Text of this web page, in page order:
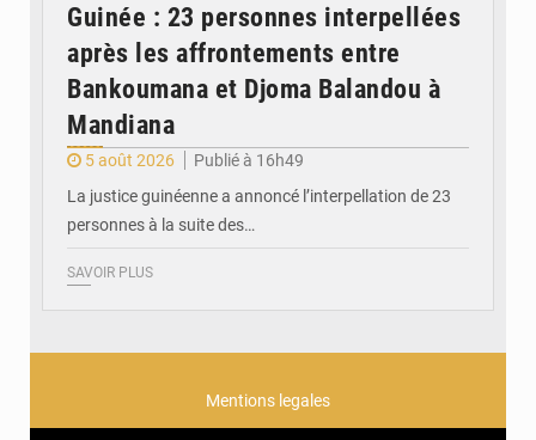
Guinée : 23 personnes interpellées
après les affrontements entre
Bankoumana et Djoma Balandou à
Mandiana
5 août 2026
Publié à 16h49
La justice guinéenne a annoncé l’interpellation de 23
personnes à la suite des…
SAVOIR PLUS
Mentions legales